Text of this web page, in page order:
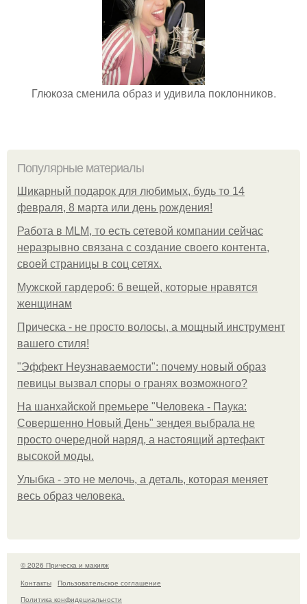
Глюкоза сменила образ и удивила поклонников.
Популярные материалы
Шикарный подарок для любимых, будь то 14
февраля, 8 марта или день рождения!
Работа в MLM, то есть сетевой компании сейчас
неразрывно связана с создание своего контента,
своей страницы в соц сетях.
Мужской гардероб: 6 вещей, которые нравятся
женщинам
Прическа - не просто волосы, а мощный инструмент
вашего стиля!
"Эффект Неузнаваемости": почему новый образ
певицы вызвал споры о гранях возможного?
На шанхайской премьере "Человека - Паука:
Совершенно Новый День" зендея выбрала не
просто очередной наряд, а настоящий артефакт
высокой моды.
Улыбка - это не мелочь, а деталь, которая меняет
весь образ человека.
© 2026 Прическа и макияж
Контакты
Пользовательское соглашение
Политика конфидециальности